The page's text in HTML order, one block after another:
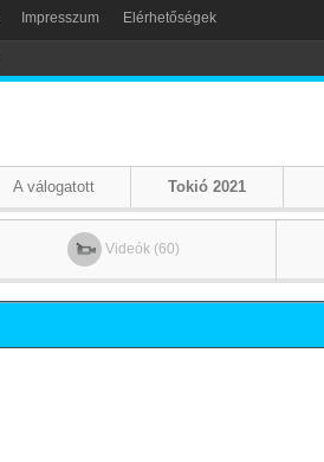
Impresszum Elérhetőségek
A válogatott Tokió 2021
Videók (60)